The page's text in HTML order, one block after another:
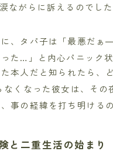
ながらに訴えるのでした
に、タパ子は「最悪だ
た…」と内心パニック
本人だと知られたら、
なくなった彼女は、その
事の経緯を打ち明ける
と二重生活の始まり